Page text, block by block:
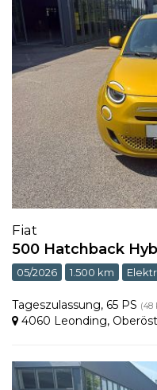
Fiat
500 Hatchback
05/2026 1.500 km
Tageszulassung, 65 PS (48
4060 Leonding,